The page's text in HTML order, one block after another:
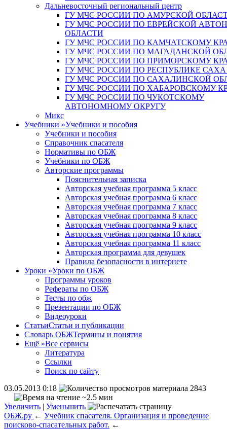
Дальневосточный региональный центр
ГУ МЧС РОССИИ ПО АМУРСКОЙ
ГУ МЧС РОССИИ ПО ЕВРЕЙСКОЙ
ОБЛАСТИ
ГУ МЧС РОССИИ ПО КАМЧАТСКОМУ
ГУ МЧС РОССИИ ПО МАГАДАНСКОЙ
ГУ МЧС РОССИИ ПО ПРИМОРСКОМУ
ГУ МЧС РОССИИ ПО РЕСПУБЛИКЕ
ГУ МЧС РОССИИ ПО САХАЛИНСКОЙ
ГУ МЧС РОССИИ ПО ХАБАРОВСКОМУ
ГУ МЧС РОССИИ ПО ЧУКОТСКОМУ
АВТОНОМНОМУ ОКРУГУ
Микс
Учебники »Учебники и пособия
Учебники и пособия
Справочник спасателя
Нормативы по ОБЖ
Учебники по ОБЖ
Авторские программы
Пояснительная записка
Авторская учебная программа 5 класс
Авторская учебная программа 6 класс
Авторская учебная программа 7 класс
Авторская учебная программа 8 класс
Авторская учебная программа 9 класс
Авторская учебная программа 10 класс
Авторская учебная программа 11 класс
Авторская программа для девушек
Правила безопасности в интернете
Уроки »Уроки по ОБЖ
Программы уроков
Рефераты по ОБЖ
Тесты по обж
Презентации по ОБЖ
Видеоуроки
СтатьиСтатьи и публикации
Словарь ОБЖТермины и понятия
Ещё »Все сервисы
Литература
Ссылки
Поиск по сайту
03.05.2013 0:18
2843
~2.5 мин
Увеличить | Уменьшить
ОБЖ.ру ← Учебник спасателя. Организация и проведение
поисково-спасательных работ. ←